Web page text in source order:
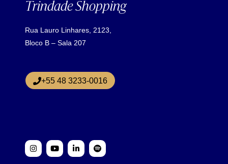
Trindade Shopping
Rua Lauro Linhares, 2123,
Bloco B – Sala 207
+55 48 3233-0016